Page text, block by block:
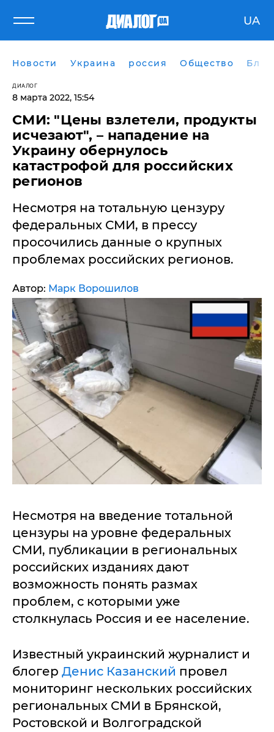
UA
Новости Украина россия Общество
ДИАЛОГ
8 марта 2022, 15:54
СМИ: "Цены взлетели, продукты
исчезают", – нападение на
Украину обернулось
катастрофой для российских
регионов
Несмотря на тотальную цензуру
федеральных СМИ, в прессу
просочились данные о крупных
проблемах российских регионов.
Автор: Марк Ворошилов
Несмотря на введение тотальной
цензуры на уровне федеральных
СМИ, публикации в региональных
российских изданиях дают
возможность понять размах
проблем, с которыми уже
столкнулась Россия и ее население.
Известный украинский журналист и
блогер Денис Казанский провел
мониторинг нескольких российских
региональных СМИ в Брянской,
Ростовской и Волгоградской